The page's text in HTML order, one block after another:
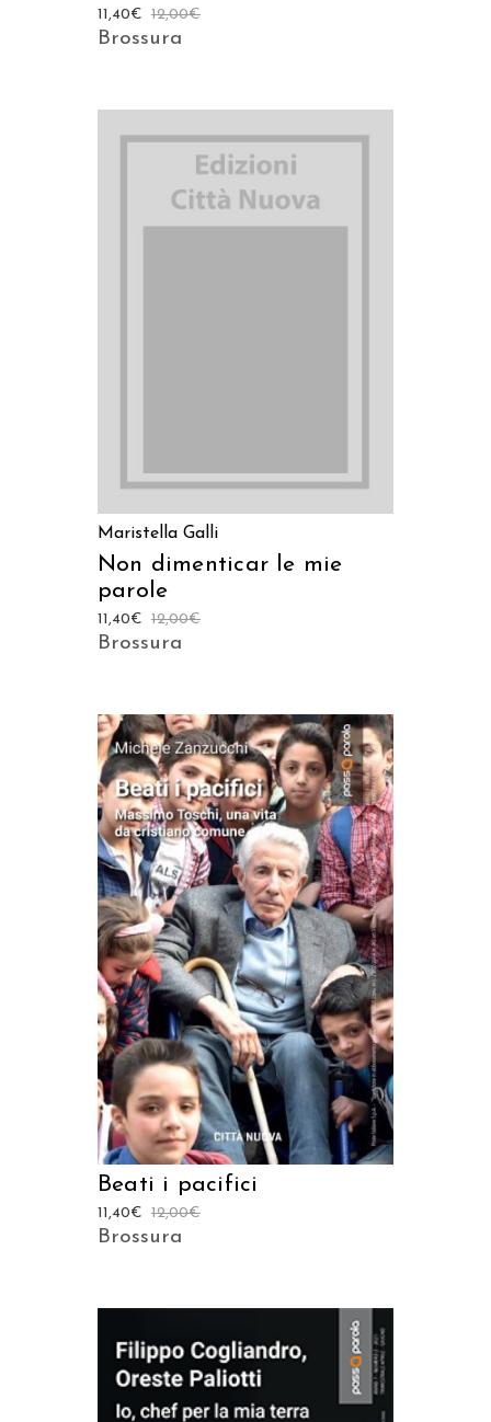
12,00€
11,40€
Brossura
Maristella Galli
Non dimenticar le mie
parole
12,00€
11,40€
Brossura
AGGIUNGI AL CARRELLO
Beati i pacifici
12,00€
11,40€
Brossura